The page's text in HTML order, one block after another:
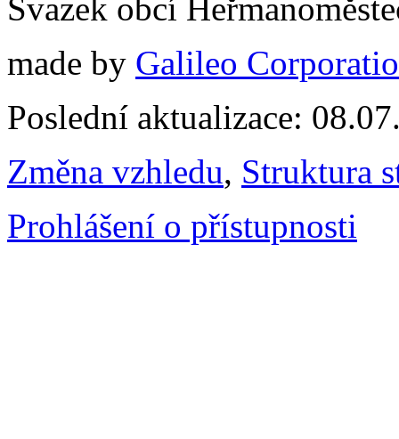
Svazek obcí
made by Galileo
Poslední aktualizace:
Změna vzhledu, Struktura
Prohlášení o přístupnosti